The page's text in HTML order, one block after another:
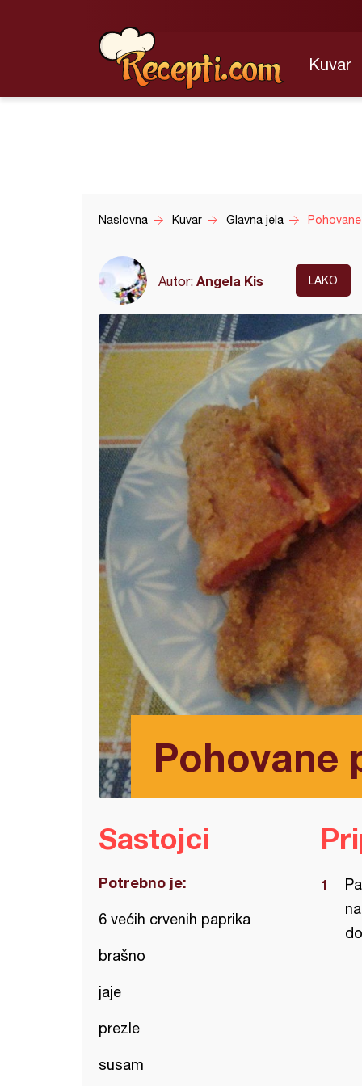
Kuvar
Naslovna Kuvar Glavna jela
Autor: Angela Kis LAKO
Pohovane
Sastojci
Potrebno je:
6 većih crvenih paprika
brašno
jaje
prezle
susam